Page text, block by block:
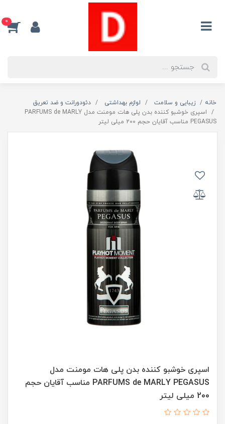
0
خانه زیبایی و سلامت لوازم بهداشتی
دئودورانت و ضد تعریق
اسپری خوشبو کننده بدن پلی هات مومنت مدل PARFUMS de MARLY
PEGASUS مناسب آقایان حجم 200 میلی لیتر
اسپری خوشبو کننده بدن پلی هات مومنت مدل
PARFUMS de MARLY PEGASUS مناسب آقایان حجم
200 میلی لیتر